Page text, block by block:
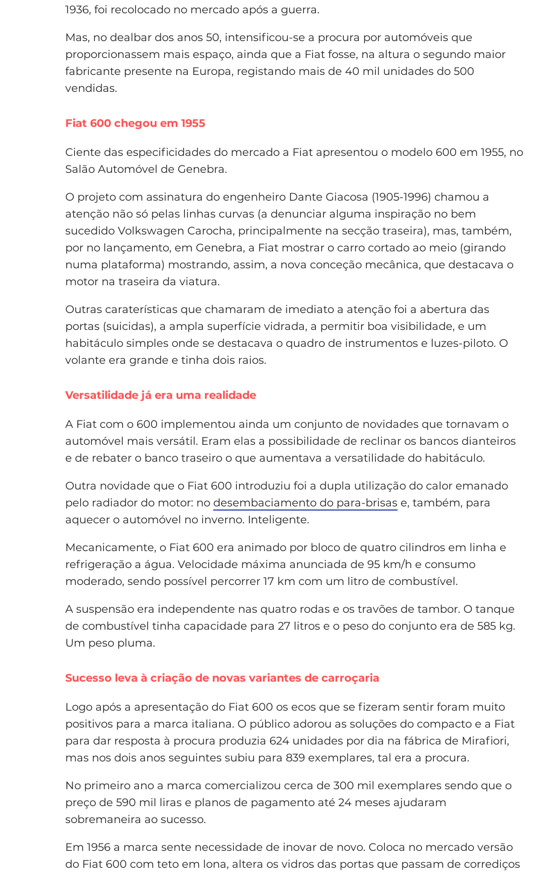
1936, foi recolocado no mercado após a guerra.
Mas, no dealbar dos anos 50, intensificou-se a procura por automóveis que
proporcionassem mais espaço, ainda que a Fiat fosse, na altura o segundo maior
fabricante presente na Europa, registando mais de 40 mil unidades do 500
vendidas.
Fiat 600 chegou em 1955
Ciente das especificidades do mercado a Fiat apresentou o modelo 600 em 1955, no
Salão Automóvel de Genebra.
O projeto com assinatura do engenheiro Dante Giacosa (1905-1996) chamou a
atenção não só pelas linhas curvas (a denunciar alguma inspiração no bem
sucedido Volkswagen Carocha, principalmente na secção traseira), mas, também,
por no lançamento, em Genebra, a Fiat mostrar o carro cortado ao meio (girando
numa plataforma) mostrando, assim, a nova conceção mecânica, que destacava o
motor na traseira da viatura.
Outras caraterísticas que chamaram de imediato a atenção foi a abertura das
portas (suicidas), a ampla superfície vidrada, a permitir boa visibilidade, e um
habitáculo simples onde se destacava o quadro de instrumentos e luzes-piloto. O
volante era grande e tinha dois raios.
Versatilidade já era uma realidade
A Fiat com o 600 implementou ainda um conjunto de novidades que tornavam o
automóvel mais versátil. Eram elas a possibilidade de reclinar os bancos dianteiros
e de rebater o banco traseiro o que aumentava a versatilidade do habitáculo.
Outra novidade que o Fiat 600 introduziu foi a dupla utilização do calor emanado
pelo radiador do motor: no desembaciamento do para-brisas e, também, para
aquecer o automóvel no inverno. Inteligente.
Mecanicamente, o Fiat 600 era animado por bloco de quatro cilindros em linha e
refrigeração a água. Velocidade máxima anunciada de 95 km/h e consumo
moderado, sendo possível percorrer 17 km com um litro de combustível.
A suspensão era independente nas quatro rodas e os travões de tambor. O tanque
de combustível tinha capacidade para 27 litros e o peso do conjunto era de 585 kg.
Um peso pluma.
Sucesso leva à criação de novas variantes de carroçaria
Logo após a apresentação do Fiat 600 os ecos que se fizeram sentir foram muito
positivos para a marca italiana. O público adorou as soluções do compacto e a Fiat
para dar resposta à procura produzia 624 unidades por dia na fábrica de Mirafiori,
mas nos dois anos seguintes subiu para 839 exemplares, tal era a procura.
No primeiro ano a marca comercializou cerca de 300 mil exemplares sendo que o
preço de 590 mil liras e planos de pagamento até 24 meses ajudaram
sobremaneira ao sucesso.
Em 1956 a marca sente necessidade de inovar de novo. Coloca no mercado versão
do Fiat 600 com teto em lona, altera os vidros das portas que passam de corrediços